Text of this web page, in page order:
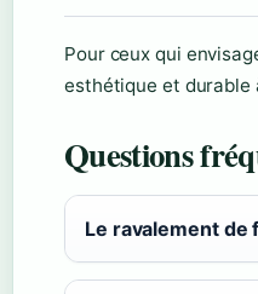
Pour ceux qui
esthétique et durable
Questions
Le ravalement de